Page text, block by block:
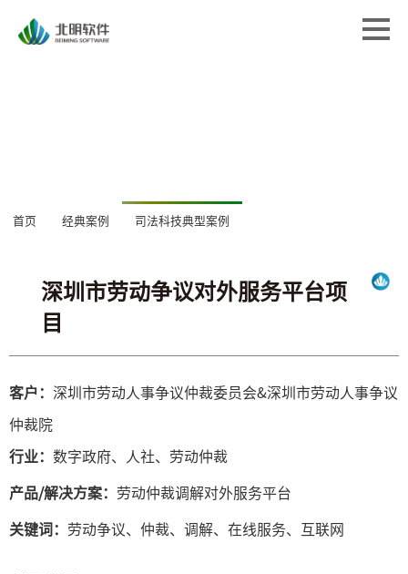
经典案例
新闻中心
关于北明
首页
深圳市劳动争议对外服务平台项
目
客户： 深圳市劳动人事争议仲裁委员会&深圳市劳动人事争议
仲裁院
行业： 数字政府、人社、劳动仲裁
产品/解决方案： 劳动仲裁调解对外服务平台
关键词： 劳动争议、仲裁、调解、在线服务、互联网